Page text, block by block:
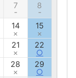
7
-
8
-
14
×
15
×
21
×
22
○
28
×
29
○